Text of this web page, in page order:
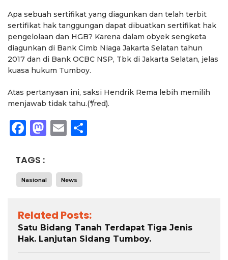
Apa sebuah sertifikat yang diagunkan dan telah terbit
sertifikat hak tanggungan dapat dibuatkan sertifikat hak
pengelolaan dan HGB? Karena dalam obyek sengketa
diagunkan di Bank Cimb Niaga Jakarta Selatan tahun
2017 dan di Bank OCBC NSP, Tbk di Jakarta Selatan, jelas
kuasa hukum Tumboy.
Atas pertanyaan ini, saksi Hendrik Rema lebih memilih
menjawab tidak tahu.(*/red).
Facebook
Mastodon
Email
TAGS :
Nasional News
Related Posts:
Satu Bidang Tanah Terdapat Tiga Jenis
Hak. Lanjutan Sidang Tumboy.